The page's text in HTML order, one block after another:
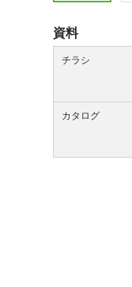
資料
チラシ
カタログ